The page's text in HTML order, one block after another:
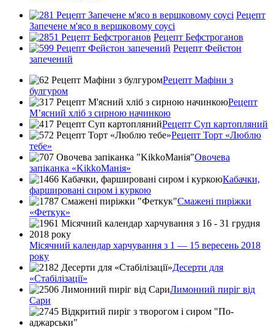
Рецепт
Запечене м'ясо в вершковому соусі
Рецепт Бефстроганов
Рецепт Фейєтон
запечений
Рецепт Мафіни з
булгуром
Рецепт
М’ясний хліб з сирною начинкою
Рецепт Суп картопляний
Рецепт Торт «Люблю
тебе»
Овочева
запіканка «KikkoМанія»
Кабачки,
фаршировані сиром і куркою
Смажені пиріжки
«Феткук»
Місячний календар харчування з 1 — 15 вересень 2018
року
Десерти для
«Стабілізації»
Лимонний пиріг від
Сари